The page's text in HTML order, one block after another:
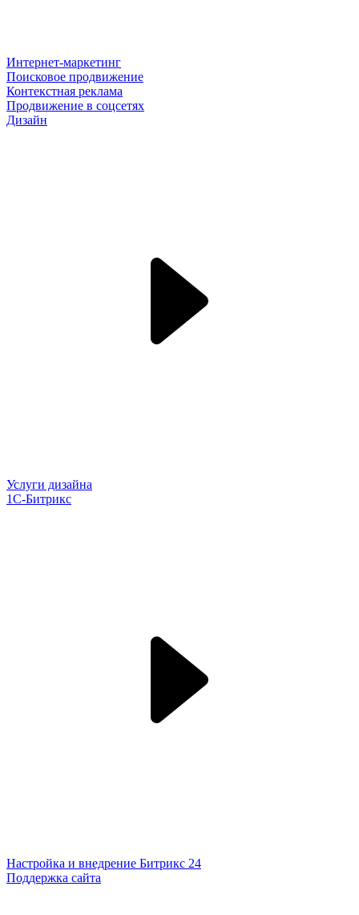
Интернет-маркетинг
Поисковое продвижение
Контекстная реклама
Продвижение в соцсетях
Дизайн
Услуги дизайна
1С-Битрикс
Настройка и внедрение Битрикс 24
Поддержка сайта